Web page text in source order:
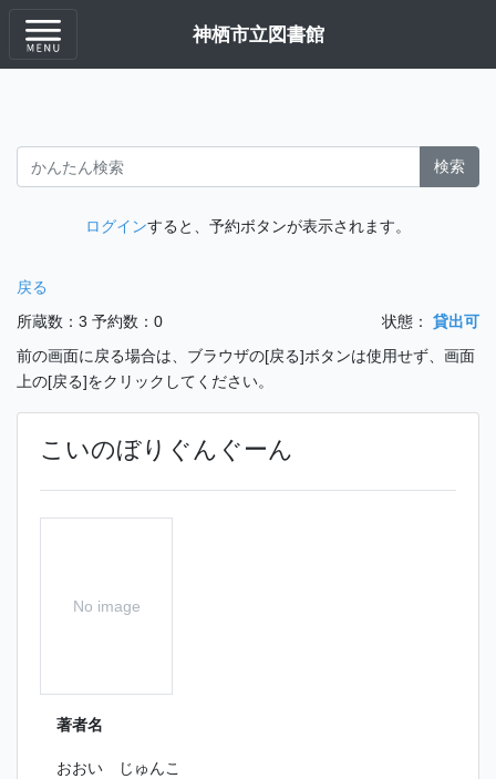
神栖市立図書館
検索
ログインすると、予約ボタンが表示されます。
戻る
所蔵数：3 予約数：0 状態：
貸出可
前の画面に戻る場合は、ブラウザの[戻る]ボタンは使用せず、画面
上の[戻る]をクリックしてください。
こいのぼりぐんぐーん
No image
著者名
おおい じゅんこ